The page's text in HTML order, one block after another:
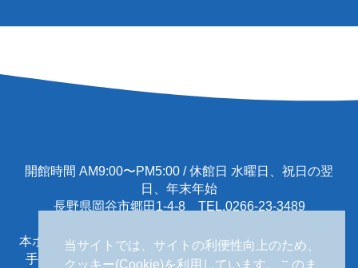
開館時間 AM9:00〜PM5:00 / 休館日 水曜日、祝日の翌
日、年末年始
長野県岡谷市郷田1-4-8 TEL.0266-23-3489
本ホームページに掲載する一切の文書･図版･写真等を、
手段や形態を問わず複製、転載することを禁じます。
当サイトでは、サイトの利便性向上のため、
クッキー(Cookie)を利用しています。このま